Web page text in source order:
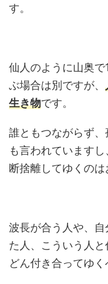
す。
仙人のように山奥
ぶ場合は別ですが、
生き物です。
誰ともつながらず
も言われています
断捨離してゆくのは
波長が合う人や、
た人、こういう人
どん付き合ってゆく